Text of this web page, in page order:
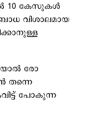
10 കേസുകൾ
വിശാലമായ
രോ​
തന്നെ
പോകുന്ന